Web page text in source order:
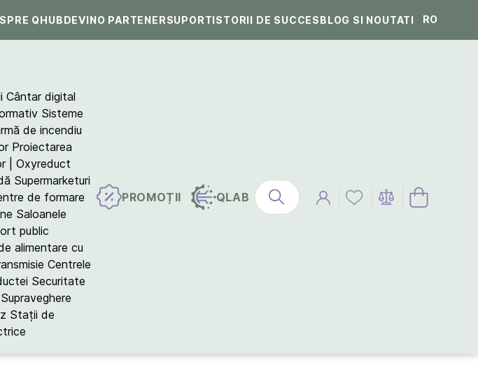
QHUBDEVINO PARTENERSUPORTISTORII DE SUCCESBLOG SI NOUTATI RO
Cântar digital
Sisteme
de incendiu
Proiectarea
| Oxyreduct
Supermarketuri
de formare
Saloanele
public
alimentare cu
Centrele
Securitate
Supraveghere
Stații de
PROMOȚII QLAB